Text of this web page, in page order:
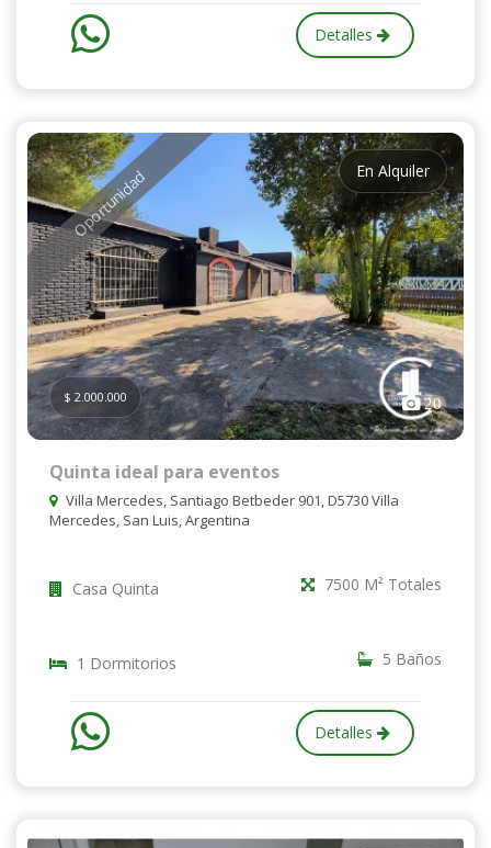
Detalles
Oportunidad En Alquiler
$ 2.000.000 20
Quinta ideal para eventos
Villa Mercedes, Santiago Betbeder 901, D5730 Villa
Mercedes, San Luis, Argentina
Casa Quinta 7500 M² Totales
1 Dormitorios 5 Baños
Detalles